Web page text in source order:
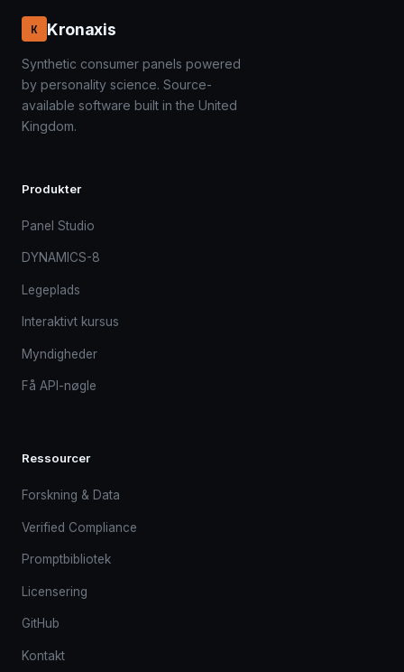
K Kronaxis
Synthetic consumer panels powered
by personality science. Source-
available software built in the United
Kingdom.
Produkter
Panel Studio
DYNAMICS-8
Legeplads
Interaktivt kursus
Myndigheder
Få API-nøgle
Ressourcer
Forskning & Data
Verified Compliance
Promptbibliotek
Licensering
GitHub
Kontakt